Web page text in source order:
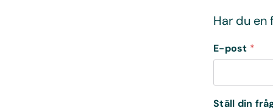
Har du en
E-post *
Ställ din